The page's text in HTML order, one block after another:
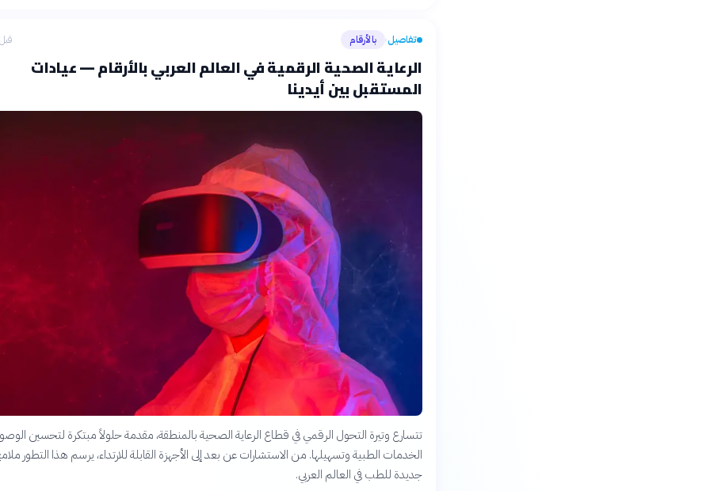
تفاصيل› بالأرقام قبل 7
الرعاية الصحية الرقمية في العالم العربي بالأرقام — عيادات
المستقبل بين أيدينا
تتسارع وتيرة التحول الرقمي في قطاع الرعاية الصحية بالمنطقة، مقدمة حلولاً مبتكرة لتحسين
الخدمات الطبية وتسهيلها. من الاستشارات عن بعد إلى الأجهزة القابلة للارتداء، يرسم هذا التطور
جديدة للطب في العالم العربي.